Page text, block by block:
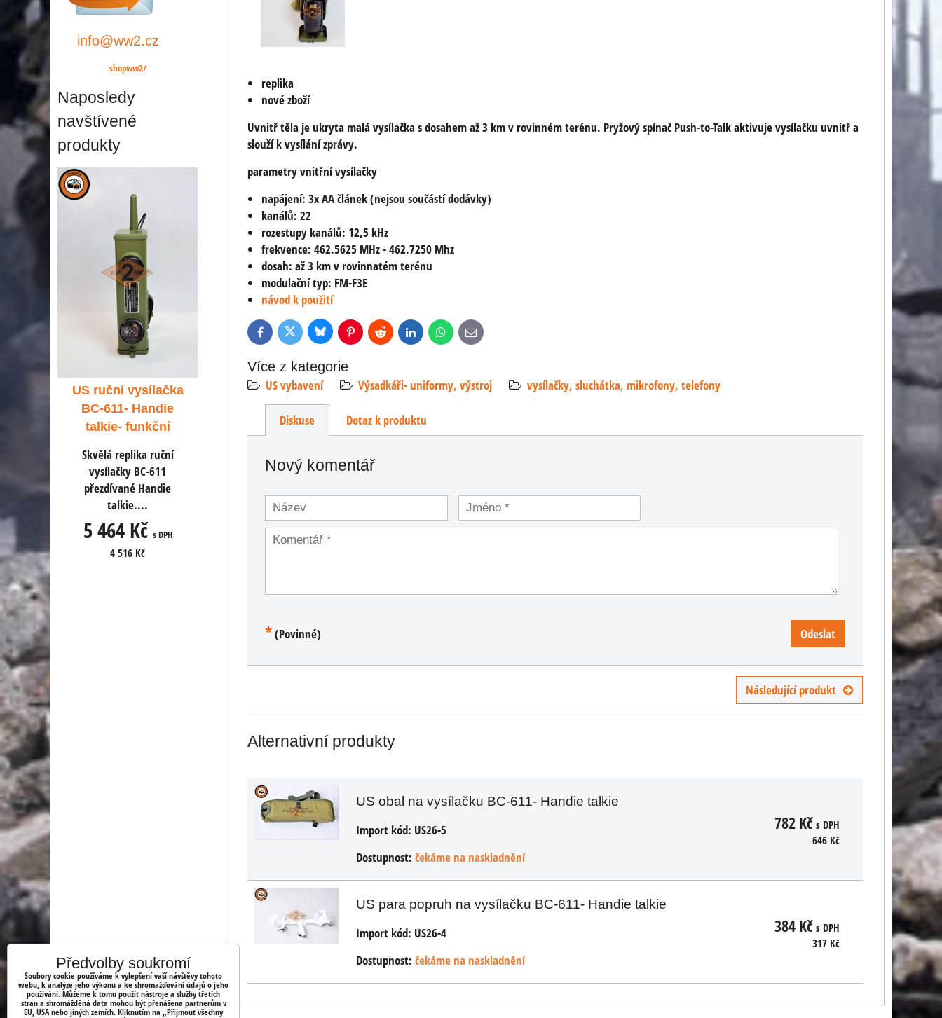
replika
nové zboží
Uvnitř těla je ukryta malá vysílačka s dosahem až 3 km v rovinném terénu. Pryžový spínač Push-to-Talk aktivuje vysílačku uvnitř a
slouží k vysílání zprávy.
parametry vnitřní vysílačky
napájení: 3x AA článek (nejsou součástí dodávky)
kanálů: 22
rozestupy kanálů: 12,5 kHz
frekvence: 462.5625 MHz - 462.7250 Mhz
dosah: až 3 km v rovinnatém terénu
modulační typ: FM-F3E
návod k použití
FacebookTwitter BlueskyPinterestReddit LinkedInWhatsApp
E-
mail
Více z kategorie
US vybavení
Výsadkáři- uniformy, výstroj vysílačky, sluchátka, mikrofony, telefony
Diskuse Dotaz k produktu
Nový komentář
*(Povinné) Odeslat
Následující produkt
Alternativní produkty
US obal na vysílačku BC-611- Handie talkie
Import kód: US26-5
Dostupnost: čekáme na naskladnění
782 Kč s DPH
646 Kč
US para popruh na vysílačku BC-611- Handie talkie
Import kód: US26-4
Dostupnost: čekáme na naskladnění
384 Kč s DPH
317 Kč
info@ww2.cz
shopww2/
Naposledy
navštívené
produkty
US ruční vysílačka
BC-611- Handie
talkie- funkční
Skvělá replika ruční
vysílačky BC-611
přezdívané Handie
talkie....
5 464 Kč s DPH
4 516 Kč
US ruční vysílačka
BC-611- Handie
talkie- funkční
vysílačky BC-611
přezdívané Handie
talkie....
5 464 Kčs DPH
Předvolby soukromí
Soubory cookie používáme k vylepšení vaší návštěvy tohoto
webu, k analýze jeho výkonu a ke shromažďování údajů o jeho
používání. Můžeme k tomu použít nástroje a služby třetích
stran a shromážděná data mohou být přenášena partnerům v
EU, USA nebo jiných zemích. Kliknutím na „Přijmout všechny